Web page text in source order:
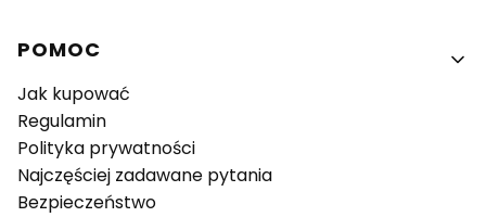
Linki w stopce
POMOC
Jak kupować
Regulamin
Polityka prywatności
Najczęściej zadawane pytania
Bezpieczeństwo